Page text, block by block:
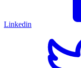
Linkedin